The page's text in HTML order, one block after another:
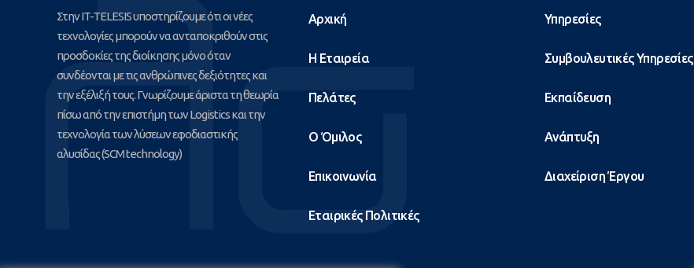
Στην IT-TELESIS υποστηρίζουμε ότι οι νέες
τεχνολογίες μπορούν να ανταποκριθούν στις
προσδοκίες της διοίκησης μόνο όταν
συνδέονται με τις ανθρώπινες δεξιότητες και
την εξέλιξή τους. Γνωρίζουμε άριστα τη θεωρία
πίσω από την επιστήμη των Logistics και την
τεχνολογία των λύσεων εφοδιαστικής
αλυσίδας (SCM technology)
Αρχική
Η Εταιρεία
Πελάτες
Ο Όμιλος
Επικοινωνία
Εταιρικές Πολιτικές
Υπηρεσίες
Συμβουλευτικές Υπηρεσίες
Εκπαίδευση
Ανάπτυξη
Διαχείριση Έργου